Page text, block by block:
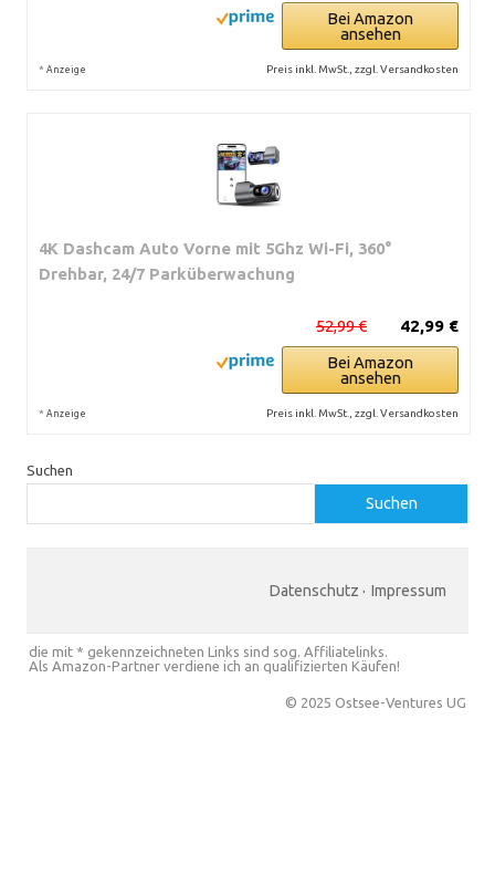
Bei Amazon
ansehen
* Anzeige Preis inkl. MwSt., zzgl. Versandkosten
4K Dashcam Auto Vorne mit 5Ghz Wi-Fi, 360°
Drehbar, 24/7 Parküberwachung
42,99 €
52,99 €
Bei Amazon
ansehen
* Anzeige Preis inkl. MwSt., zzgl. Versandkosten
Suchen
Suchen
Datenschutz · Impressum
die mit * gekennzeichneten Links sind sog. Affiliatelinks.
Als Amazon-Partner verdiene ich an qualifizierten Käufen!
© 2025 Ostsee-Ventures UG